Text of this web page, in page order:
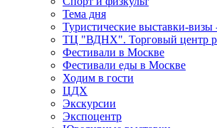
Тема дня
Туристические выставки-визы
ТЦ "ВДНХ". Торговый центр
Фестивали в Москве
Фестивали еды в Москве
Ходим в гости
ЦДХ
Экскурсии
Экспоцентр